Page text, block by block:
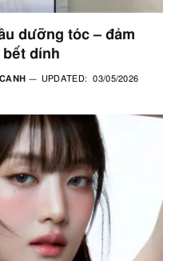
dưỡng tóc – đảm
bết dính
UPDATED: 03/05/2026